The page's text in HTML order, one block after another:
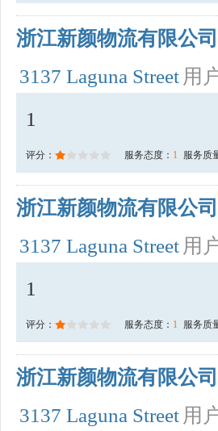
浙江新颜物流有限公司
3137 Laguna Street 用
1
评分： 服务态度： 1 服务质
浙江新颜物流有限公司
3137 Laguna Street 用
1
评分： 服务态度： 1 服务质
浙江新颜物流有限公司
3137 Laguna Street 用